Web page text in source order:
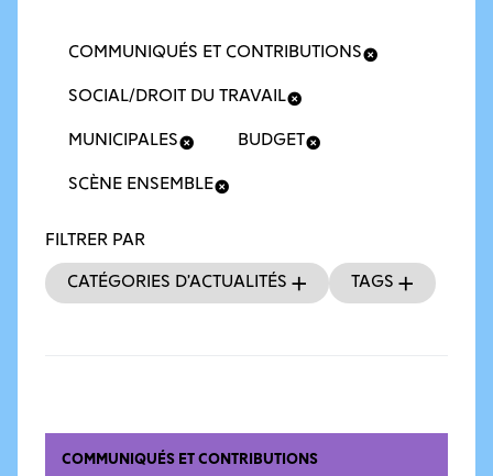
FILTRER PAR
Catégories d’actualités Tags
COMMUNIQUÉS ET CONTRIBUTIONS
SOCIAL/DROIT DU TRAVAIL
MUNICIPALES BUDGET
SCÈNE ENSEMBLE
COMMUNIQUÉS ET CONTRIBUTIONS